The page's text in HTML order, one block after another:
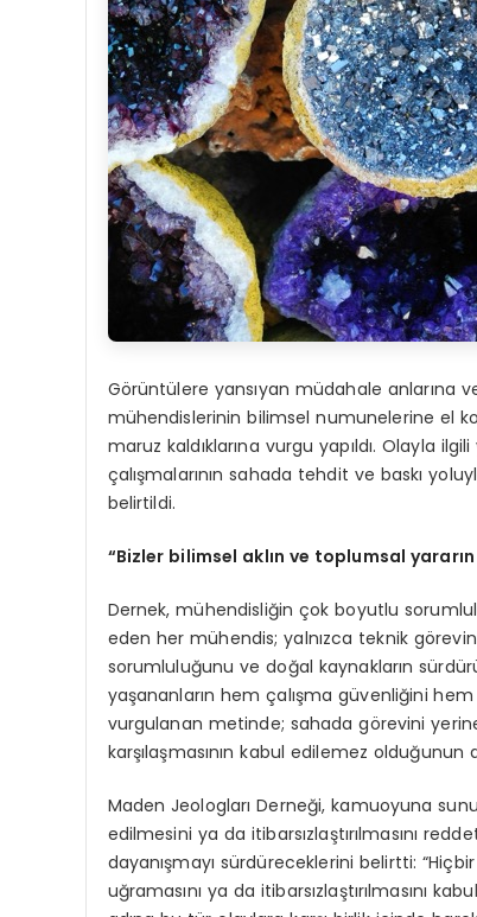
Görüntülere yansıyan müdahale anlarına
mühendislerinin bilimsel numunelerine el
maruz kaldıklarına vurgu yapıldı. Olayla
çalışmalarının sahada tehdit ve baskı
belirtildi.
“Bizler bilimsel aklın ve toplumsal yararın
Dernek, mühendisliğin çok boyutlu
eden her mühendis; yalnızca teknik
sorumluluğunu ve doğal kaynakların
yaşananların hem çalışma güvenliğini
vurgulanan metinde; sahada görevini
karşılaşmasının kabul edilemez olduğunun
Maden Jeologları Derneği, kamuoyuna
edilmesini ya da itibarsızlaştırılmasını
dayanışmayı sürdüreceklerini belirtti:
uğramasını ya da itibarsızlaştırılmasını